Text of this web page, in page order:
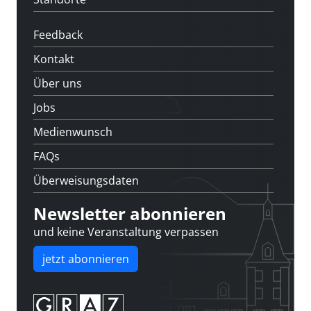
Feedback
Kontakt
Über uns
Jobs
Medienwunsch
FAQs
Überweisungsdaten
Newsletter abonnieren
und keine Veranstaltung verpassen
jetzt abonnieren